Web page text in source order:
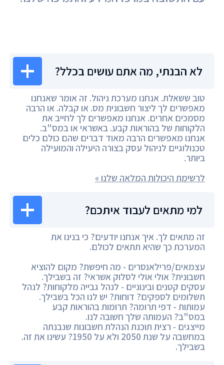
לא הבנתי, מה אתם עושים בכלל?
טוב ששאלת. אנחנו מערכת ניהול. זה אומר שאנחנו
מאפשרים לך ליצור חשבונית מס. או קבלה. או הרבה
מסמכים אחרים. אנחנו מאפשרים לך לחייב את
הלקוחות של בהוראות קבע. באשראי או במס"ב.
אנחנו מאפשרים הרבה מאוד דברים שהם כולם כלים
טכנולוגיים לניהול עסק בצורה היעילה והמועילה
ביותר.
לרשימת היכולות המלאה שלנו »
למי מתאים לעבוד איתכם?
זה מתאים לך. איך אנחנו יודעים? כי בנינו את
המערכת כך שהיא תתאים לכולם.
עצמאים/פרילאנסרים - מה חיפשת? מקום להוציא
חשבונית? אולי אולי לסלוק אשראי? זה בשבילך.
עסקים קטנים ובינוניים - לנהל גבייה מלקוחות? לנהל
תשלומים לספקים? דוחות? יש לנו הכל בשבילך.
עמותות - דפי תרומה? תרומות בהוראות קבע
במס"ב? העמותה שלך חשובה לנו.
מייצגים - רצית תוכנת הנהלת חשבונות שנבנתה
במחשבה על שנת 2050 ולא על 1950? עשינו את זה.
בשבילך.